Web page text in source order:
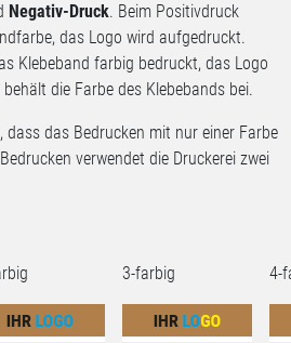
Negativ-Druck. Beim Positivdruck
das Logo wird aufgedruckt.
Klebeband farbig bedruckt, das Logo
die Farbe des Klebebands bei.
dass das Bedrucken mit nur einer Farbe
verwendet die Druckerei zwei
3-farbig 4-